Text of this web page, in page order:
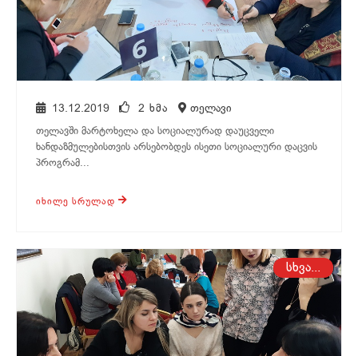
13.12.2019 2 ᲮᲛᲐ თელავი
თელავში მარტოხელა და სოციალურად დაუცველი
ხანდაზმულებისთვის არსებობდეს ისეთი სოციალური დაცვის
პროგრამ...
ᲘᲮᲘᲚᲔ ᲡᲠᲣᲚᲐᲓ
სხვა...
თელავი